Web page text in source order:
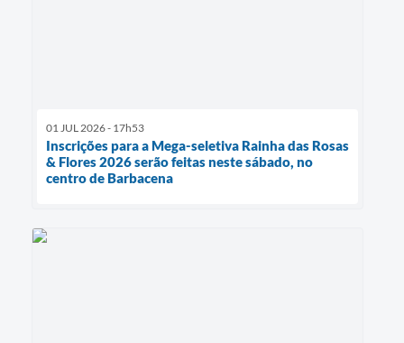
01 JUL 2026 - 17h53
Inscrições para a Mega-seletiva Rainha das Rosas
& Flores 2026 serão feitas neste sábado, no
centro de Barbacena